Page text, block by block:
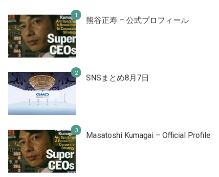
熊谷正寿 – 公式プロフィール
SNSまとめ8月7日
Masatoshi Kumagai – Official Profile